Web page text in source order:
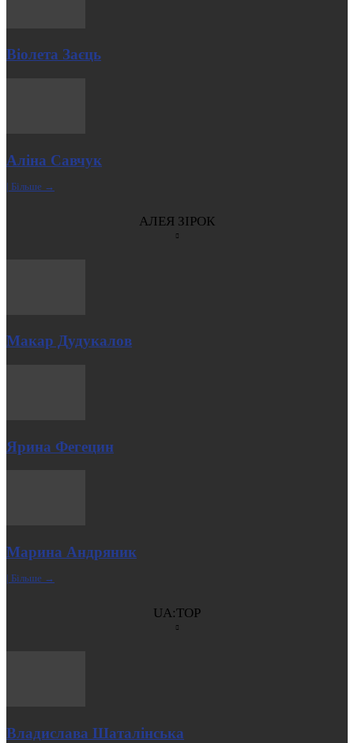
Віолета Заєць
Аліна Савчук
| Більше →
АЛЕЯ ЗІРОК
Макар Дудукалов
Ярина Фегецин
Марина Андряник
| Більше →
UA:TOP
Владислава Шаталінська